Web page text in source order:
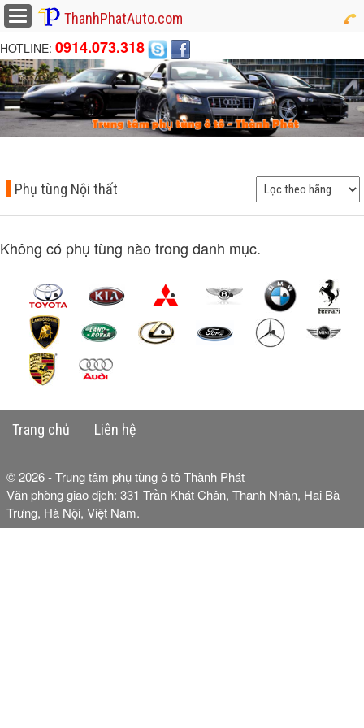
button ThanhPhatAuto.com
HOTLINE: 0914.073.318
Phụ tùng Nội thất
Không có phụ tùng nào trong danh mục.
Trang chủ Liên hệ
© 2026 - Trung tâm phụ tùng ô tô Thành Phát
Văn phòng giao dịch: 331 Trần Khát Chân, Thanh Nhàn, Hai Bà
Trưng, Hà Nội, Việt Nam.